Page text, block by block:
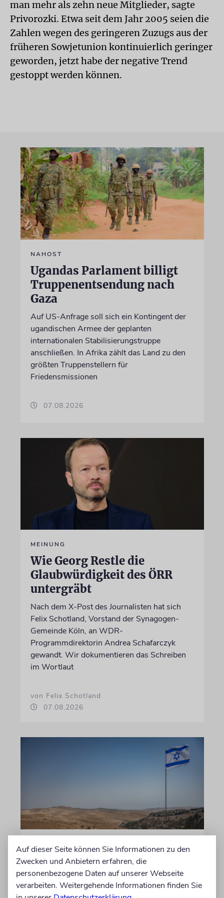
man mehr als zehn neue Mitglieder, sagte
Privorozki. Etwa seit dem Jahr 2005 seien die
Zahlen wegen des geringeren Zuzugs aus der
früheren Sowjetunion kontinuierlich geringer
geworden, jetzt habe der negative Trend
gestoppt werden können.
NAHOST
Ugandas Parlament billigt
Truppenentsendung nach
Gaza
Auf US-Anfrage soll sich ein Kontingent der
ugandischen Armee der geplanten
internationalen Stabilisierungstruppe
anschließen. In Afrika zählt das Land zu den
größten Truppenstellern für
Friedensmissionen
07.08.2026
MEINUNG
Wie Georg Restle die
Glaubwürdigkeit des ÖRR
untergräbt
Nach dem X-Post des Journalisten hat sich
Felix Schotland, Vorstand der Synagogen-
Gemeinde Köln, an WDR-
Programmdirektorin Andrea Schafarczyk
gewandt. Wir dokumentieren das Schreiben
im Wortlaut
von Felix Schotland
07.08.2026
Israelischer Siedler wegen
Tötung eines Palästinensers
angeklagt
Auf dieser Seite können Sie Informationen zu den
Zwecken und Anbietern erfahren, die
personenbezogene Daten auf unserer Webseite
verarbeiten. Weitergehende Informationen finden Sie